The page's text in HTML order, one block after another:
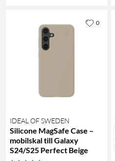
IDEAL OF SWEDEN
Silicone MagSafe Case –
mobilskal till Galaxy
S24/S25 Perfect Beige
0